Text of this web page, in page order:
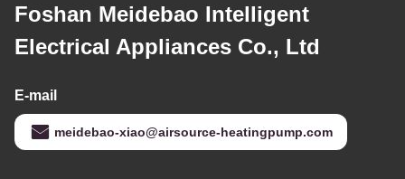
Foshan Meidebao Intelligent
Electrical Appliances Co., Ltd
E-mail
meidebao-xiao@airsource-heatingpump.com